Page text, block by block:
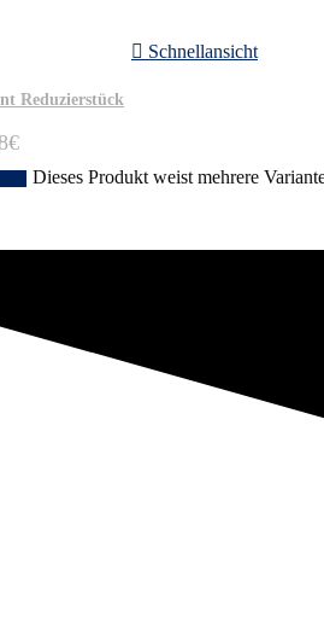
Schnellansicht
Reduzierstück
€
Dieses Produkt weist mehrere